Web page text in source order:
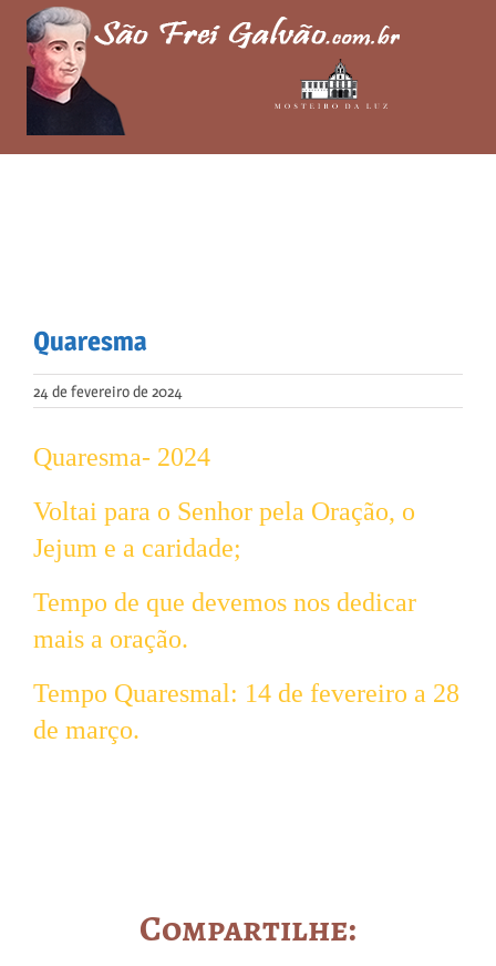
Skip
content
Quaresma
24 de fevereiro de 2024
Quaresma- 2024
Voltai para o Senhor pela Oração, o
Jejum e a caridade;
Tempo de que devemos nos dedicar
mais a oração.
Tempo Quaresmal: 14 de fevereiro a 28
de março.
Compartilhe: